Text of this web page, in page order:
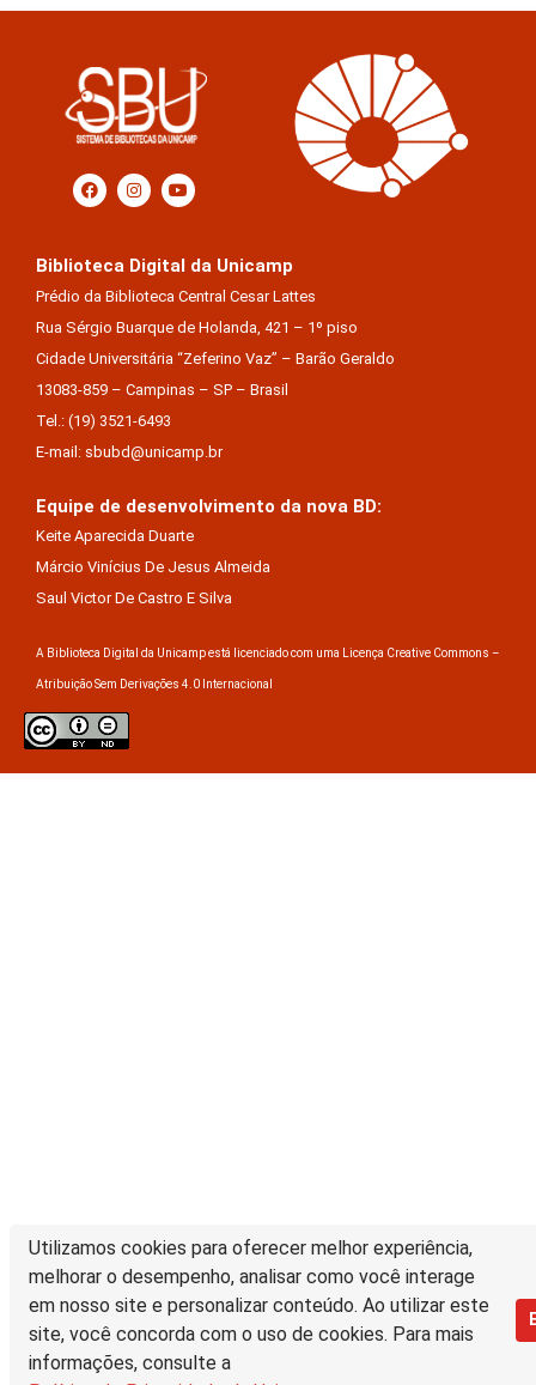
Utilizamos cookies para oferecer melhor experiência,
melhorar o desempenho, analisar como você interage
em nosso site e personalizar conteúdo. Ao utilizar este
site, você concorda com o uso de cookies. Para mais
informações, consulte a
Biblioteca Digital da Unicamp
Prédio da Biblioteca Central Cesar Lattes
Rua Sérgio Buarque de Holanda, 421 – 1º piso
Cidade Universitária “Zeferino Vaz” – Barão Geraldo
13083-859 – Campinas – SP – Brasil
Tel.: (19) 3521-6493
E-mail: sbubd@unicamp.br
Equipe de desenvolvimento da nova BD:
Keite Aparecida Duarte
Márcio Vinícius De Jesus Almeida
Saul Victor De Castro E Silva
A Biblioteca Digital da Unicamp está licenciado com uma Licença Creative Commons –
Atribuição Sem Derivações 4.0 Internacional